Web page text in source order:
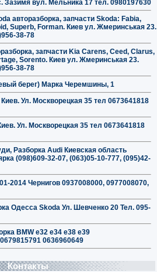
Зазимя вул. Мельника 17 тел. 0980197630
авторазборка, запчасти Skoda: Fabia,
Superb, Forman. Киев ул. Жмеринськая 23.
38-78
запчасти Kia Carens, Ceed, Clarus,
Sorento. Киев ул. Жмеринськая 23.
38-78
берег) Марка Черемшины, 1
Ул. Москворецкая 35 тел 0673641818
Ул. Москворецкая 35 тел 0673641818
Разборка Audi Киевская область
(098)609-32-07, (063)05-10-777, (095)42-
2014 Чернигов 0937008000, 0977008070,
Одесса Skoda Ул. Шевченко 20 Тел. 095-
BMW е32 е34 е38 е39
0636960649
Контакты